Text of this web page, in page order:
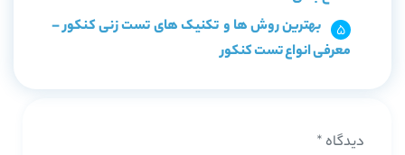
بهترین روش ها و تکنیک های تست زنی کنکور –
معرفی انواع تست کنکور
دیدگاه *